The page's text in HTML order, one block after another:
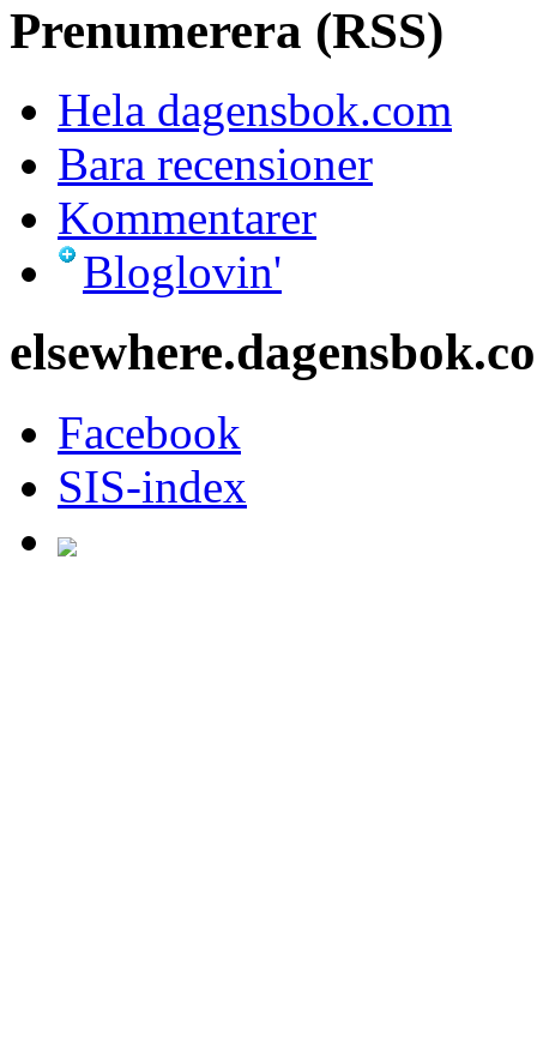
Prenumerera (RSS)
Hela dagensbok.com
Bara recensioner
Kommentarer
Bloglovin'
Facebook
SIS-index